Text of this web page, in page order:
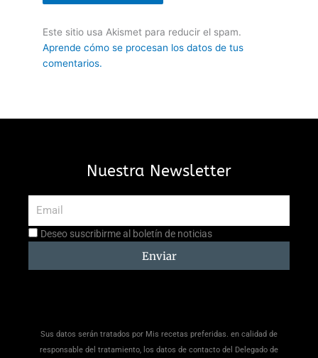
Este sitio usa Akismet para reducir el spam.
Aprende cómo se procesan los datos de tus
comentarios.
Nuestra Newsletter
Aceptación
Deseo suscribirme al boletín de noticias
Enviar
Sus datos serán tratados por Mis recetas preferidas. en calidad de
responsable del tratamiento, los datos de contacto del Delegado de